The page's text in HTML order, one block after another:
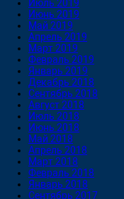
Июль 2019
Июнь 2019
Май 2019
Апрель 2019
Март 2019
Февраль 2019
Январь 2019
Декабрь 2018
Сентябрь 2018
Август 2018
Июль 2018
Июнь 2018
Май 2018
Апрель 2018
Март 2018
Февраль 2018
Январь 2018
Сентябрь 2017